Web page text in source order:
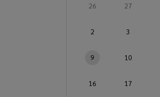
26 27
2 3
9 10
16 17